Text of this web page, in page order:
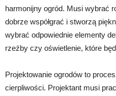
harmonijny ogród. Musi wybrać
dobrze współgrać i stworzą
wybrać odpowiednie elementy
rzeźby czy oświetlenie, które
Projektowanie ogrodów to
cierpliwości. Projektant musi